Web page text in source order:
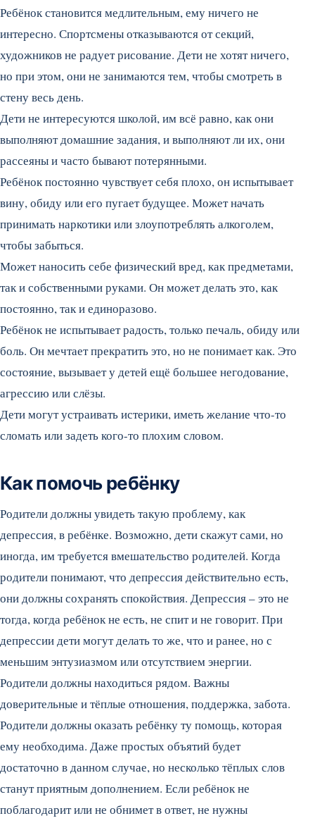
Ребёнок становится медлительным, ему ничего не
интересно. Спортсмены отказываются от секций,
художников не радует рисование. Дети не хотят ничего,
но при этом, они не занимаются тем, чтобы смотреть в
стену весь день.
Дети не интересуются школой, им всё равно, как они
выполняют домашние задания, и выполняют ли их, они
рассеяны и часто бывают потерянными.
Ребёнок постоянно чувствует себя плохо, он испытывает
вину, обиду или его пугает будущее. Может начать
принимать наркотики или злоупотреблять алкоголем,
чтобы забыться.
Может наносить себе физический вред, как предметами,
так и собственными руками. Он может делать это, как
постоянно, так и единоразово.
Ребёнок не испытывает радость, только печаль, обиду или
боль. Он мечтает прекратить это, но не понимает как. Это
состояние, вызывает у детей ещё большее негодование,
агрессию или слёзы.
Дети могут устраивать истерики, иметь желание что-то
сломать или задеть кого-то плохим словом.
Как помочь ребёнку
Родители должны увидеть такую проблему, как
депрессия, в ребёнке. Возможно, дети скажут сами, но
иногда, им требуется вмешательство родителей. Когда
родители понимают, что депрессия действительно есть,
они должны сохранять спокойствия. Депрессия – это не
тогда, когда ребёнок не есть, не спит и не говорит. При
депрессии дети могут делать то же, что и ранее, но с
меньшим энтузиазмом или отсутствием энергии.
Родители должны находиться рядом. Важны
доверительные и тёплые отношения, поддержка, забота.
Родители должны оказать ребёнку ту помощь, которая
ему необходима. Даже простых объятий будет
достаточно в данном случае, но несколько тёплых слов
станут приятным дополнением. Если ребёнок не
поблагодарит или не обнимет в ответ, не нужны